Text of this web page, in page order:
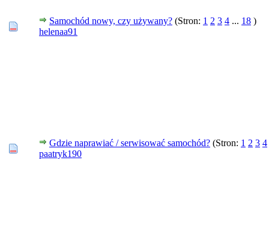
Samochód nowy, czy używany? (Stron: 1 2 3 4 ... 18 )
helenaa91
Gdzie naprawiać / serwisować samochód? (Stron: 1 2 3 4
paatryk190